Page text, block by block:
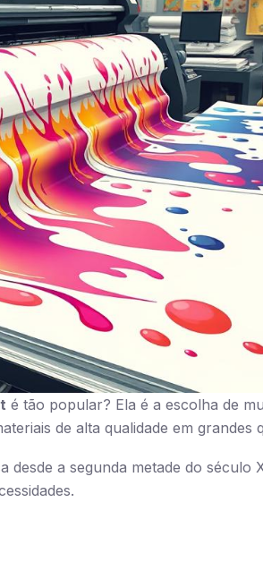
é tão popular? Ela é a escolha de
de alta qualidade em grandes
desde a segunda metade do século